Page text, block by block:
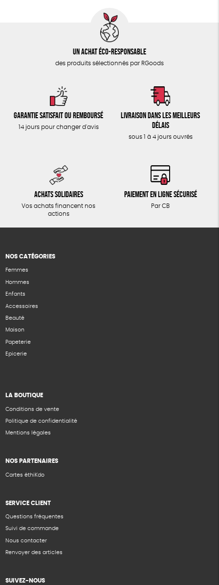
Un achat éco-responsable
des produits sélectionnés par RGoods
Garantie satisfait ou remboursé
14 jours pour changer d'avis
Livraison dans les meilleurs
délais
sous 1 à 4 jours ouvrés
Achats solidaires
Vos achats financent nos
actions
Paiement en ligne sécurisé
Par CB
NOS CATÉGORIES
Femmes
Hommes
Enfants
Accessoires
Beauté
Maison
Papeterie
Epicerie
LA BOUTIQUE
Conditions de vente
Politique de confidentialité
Mentions légales
NOS PARTENAIRES
Cartes éthiKdo
SERVICE CLIENT
Questions fréquentes
Suivi de commande
Nous contacter
Renvoyer des articles
SUIVEZ-NOUS